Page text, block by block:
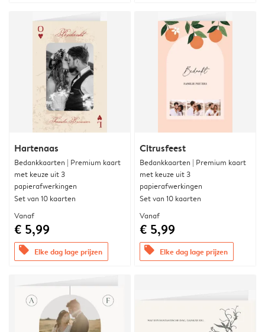
Hartenaas
Bedankkaarten | Premium kaart
met keuze uit 3
papierafwerkingen
Set van 10 kaarten
Vanaf
€ 5,99
offers Elke dag lage prijzen
Citrusfeest
Bedankkaarten | Premium kaart
met keuze uit 3
papierafwerkingen
Set van 10 kaarten
Vanaf
€ 5,99
offers Elke dag lage prijzen